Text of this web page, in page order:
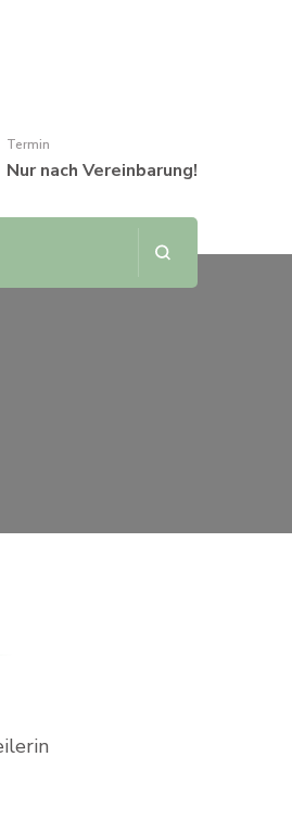
Termin
Nur nach Vereinbarung!